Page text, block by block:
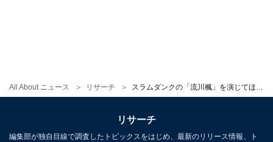
All About ニュース リサーチ
リサーチ
編集部が独自目線で調査したトピックスをはじめ、最新のリリース情報、ト